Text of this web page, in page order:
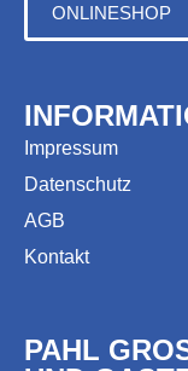
ONLINESHOP
Impressum
Datenschutz
AGB
Kontakt
PAHL